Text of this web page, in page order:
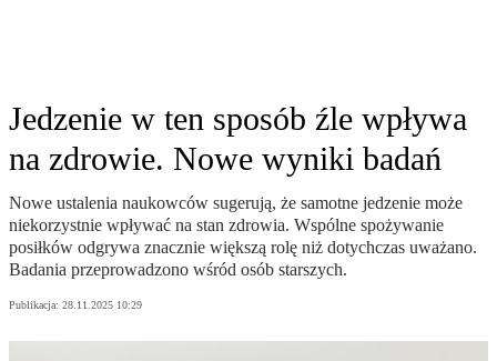
Jedzenie w ten sposób źle wpływa
na zdrowie. Nowe wyniki badań
Nowe ustalenia naukowców sugerują, że samotne jedzenie może
niekorzystnie wpływać na stan zdrowia. Wspólne spożywanie
posiłków odgrywa znacznie większą rolę niż dotychczas uważano.
Badania przeprowadzono wśród osób starszych.
Publikacja: 28.11.2025 10:29